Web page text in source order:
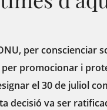
per conscienciar
promocionar i
el 30 de juliol
decisió va ser